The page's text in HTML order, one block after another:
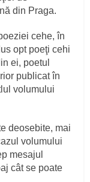
din Praga.
cehe, în
opt poeţi cehi
ei, poetul
publicat în
volumului
deosebite, mai
volumului
mesajul
cât se poate